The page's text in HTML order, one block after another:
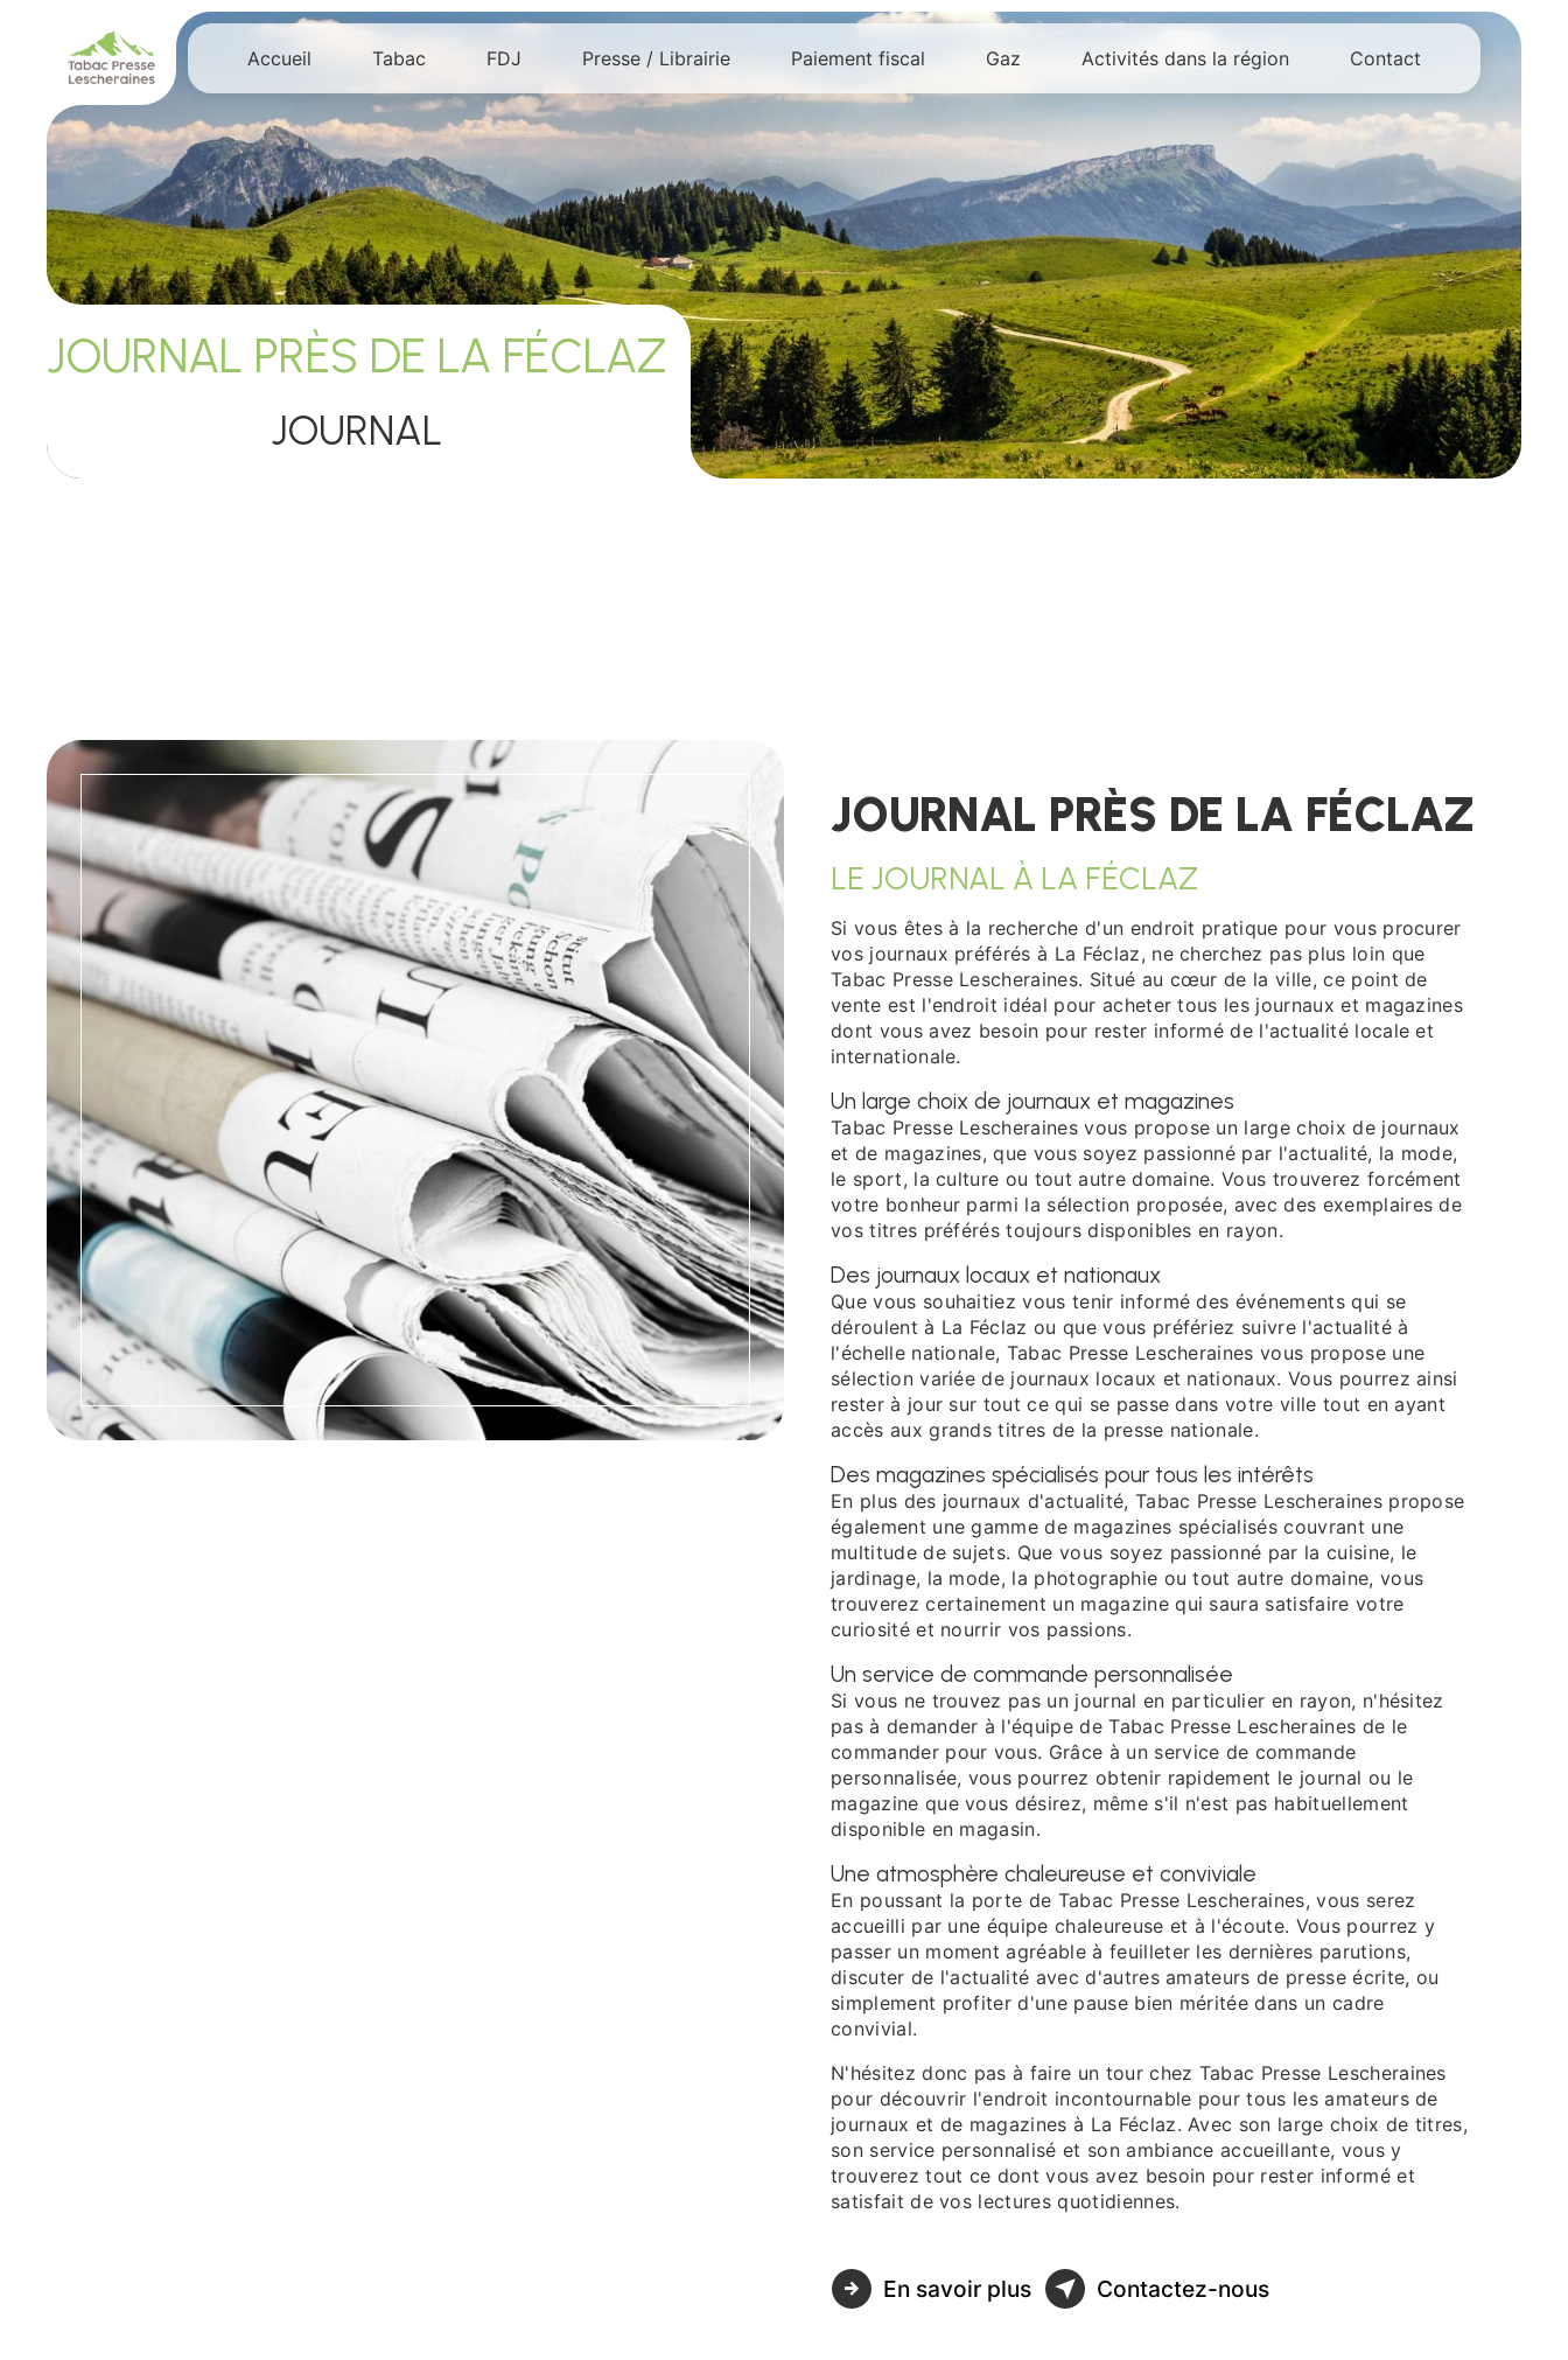
Accueil Tabac FDJ Presse / Librairie Paiement fiscal Gaz Activités dans la région Contact
JOURNAL PRÈS DE LA FÉCLAZ
JOURNAL
JOURNAL PRÈS DE LA FÉCLAZ
LE JOURNAL À LA FÉCLAZ
Si vous êtes à la recherche d'un endroit pratique pour vous procurer
vos journaux préférés à La Féclaz, ne cherchez pas plus loin que
Tabac Presse Lescheraines. Situé au cœur de la ville, ce point de
vente est l'endroit idéal pour acheter tous les journaux et magazines
dont vous avez besoin pour rester informé de l'actualité locale et
internationale.
Un large choix de journaux et magazines
Tabac Presse Lescheraines vous propose un large choix de journaux
et de magazines, que vous soyez passionné par l'actualité, la mode,
le sport, la culture ou tout autre domaine. Vous trouverez forcément
votre bonheur parmi la sélection proposée, avec des exemplaires de
vos titres préférés toujours disponibles en rayon.
Des journaux locaux et nationaux
Que vous souhaitiez vous tenir informé des événements qui se
déroulent à La Féclaz ou que vous préfériez suivre l'actualité à
l'échelle nationale, Tabac Presse Lescheraines vous propose une
sélection variée de journaux locaux et nationaux. Vous pourrez ainsi
rester à jour sur tout ce qui se passe dans votre ville tout en ayant
accès aux grands titres de la presse nationale.
Des magazines spécialisés pour tous les intérêts
En plus des journaux d'actualité, Tabac Presse Lescheraines propose
également une gamme de magazines spécialisés couvrant une
multitude de sujets. Que vous soyez passionné par la cuisine, le
jardinage, la mode, la photographie ou tout autre domaine, vous
trouverez certainement un magazine qui saura satisfaire votre
curiosité et nourrir vos passions.
Un service de commande personnalisée
Si vous ne trouvez pas un journal en particulier en rayon, n'hésitez
pas à demander à l'équipe de Tabac Presse Lescheraines de le
commander pour vous. Grâce à un service de commande
personnalisée, vous pourrez obtenir rapidement le journal ou le
magazine que vous désirez, même s'il n'est pas habituellement
disponible en magasin.
Une atmosphère chaleureuse et conviviale
En poussant la porte de Tabac Presse Lescheraines, vous serez
accueilli par une équipe chaleureuse et à l'écoute. Vous pourrez y
passer un moment agréable à feuilleter les dernières parutions,
discuter de l'actualité avec d'autres amateurs de presse écrite, ou
simplement profiter d'une pause bien méritée dans un cadre
convivial.
N'hésitez donc pas à faire un tour chez Tabac Presse Lescheraines
pour découvrir l'endroit incontournable pour tous les amateurs de
journaux et de magazines à La Féclaz. Avec son large choix de titres,
son service personnalisé et son ambiance accueillante, vous y
trouverez tout ce dont vous avez besoin pour rester informé et
satisfait de vos lectures quotidiennes.
En savoir plus Contactez-nous
Panneau de gestion des cookies